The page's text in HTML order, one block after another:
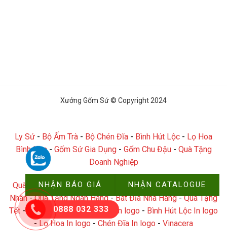
Xưởng Gốm Sứ © Copyright 2024
Ly Sứ - Bộ Ấm Trà - Bộ Chén Đĩa - Bình Hút Lộc - Lọ Hoa
Bình Hoa- Gốm Sứ Gia Dụng- Gốm Chu Đậu- Quà Tặng
Doanh Nghiệp
Quà Tặng Đại Hội-Quà Tặng Công Đoàn -Quà Tặng Công
Nhân-Quà Tặng Ngân Hàng-Bát Đĩa Nhà Hàng-Quà Tặng
Tết - Ly Sứ In logo -Ấm chén In logo - Bình Hút Lộc In logo
- Lọ Hoa In logo - Chén Đĩa In logo - Vinacera
0888 032 333
NHẬN BÁO GIÁ NHẬN CATALOGUE